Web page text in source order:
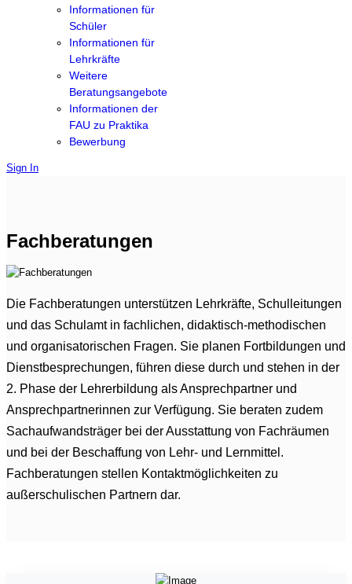
Informationen für
Schüler
Informationen für
Lehrkräfte
Weitere
Beratungsangebote
Informationen der
FAU zu Praktika
Bewerbung
Sign In
Fachberatungen
Die Fachberatungen unterstützen Lehrkräfte, Schulleitungen
und das Schulamt in fachlichen, didaktisch-methodischen
und organisatorischen Fragen. Sie planen Fortbildungen und
Dienstbesprechungen, führen diese durch und stehen in der
2. Phase der Lehrerbildung als Ansprechpartner und
Ansprechpartnerinnen zur Verfügung. Sie beraten zudem
Sachaufwandsträger bei der Ausstattung von Fachräumen
und bei der Beschaffung von Lehr- und Lernmittel.
Fachberatungen stellen Kontaktmöglichkeiten zu
außerschulischen Partnern dar.